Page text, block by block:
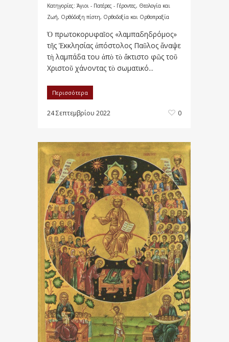
Κατηγορίες: Άγιοι - Πατέρες - Γέροντες, Θεολογία και
Ζωή, Ορθόδοξη πίστη, Ορθοδοξία και Ορθοπραξία
Ὁ πρωτοκορυφαῖος «λαμπαδηδρόμος»
τῆς Ἐκκλησίας ἀπόστολος Παῦλος ἄναψε
τὴ λαμπάδα του ἀπὸ τὸ ἄκτιστο φῶς τοῦ
Χριστοῦ χάνοντας τὸ σωματικό...
Περισσότερα
24 Σεπτεμβρίου 2022 0